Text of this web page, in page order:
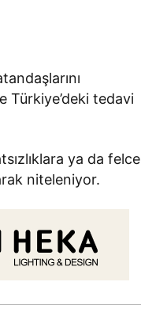
Türkiye’deki tedavi
ya da felce
niteleniyor.